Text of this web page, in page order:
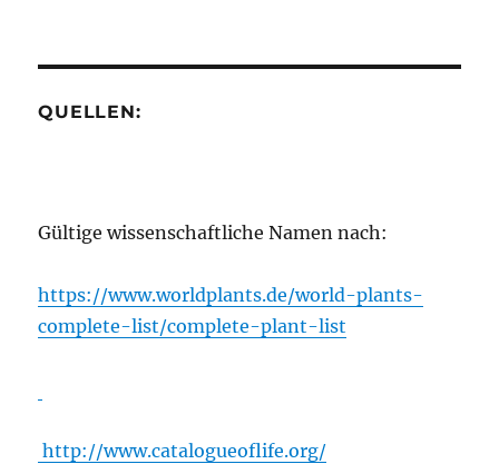
QUELLEN:
Gültige wissenschaftliche Namen nach:
https://www.worldplants.de/world-plants-
complete-list/complete-plant-list
http://www.catalogueoflife.org/